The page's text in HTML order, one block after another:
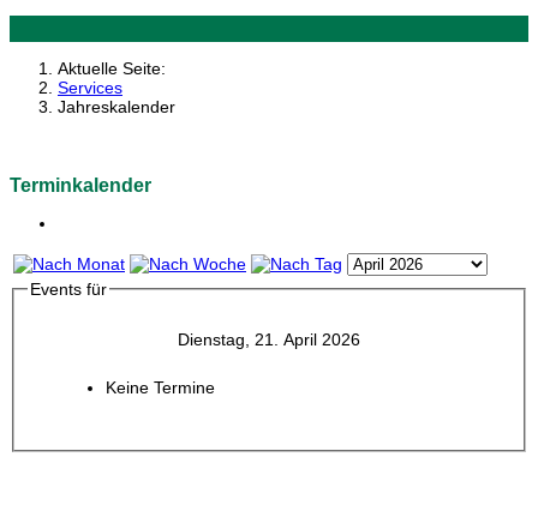
Aktuelle Seite:
Services
Jahreskalender
Terminkalender
Events für
Dienstag, 21. April 2026
Keine Termine